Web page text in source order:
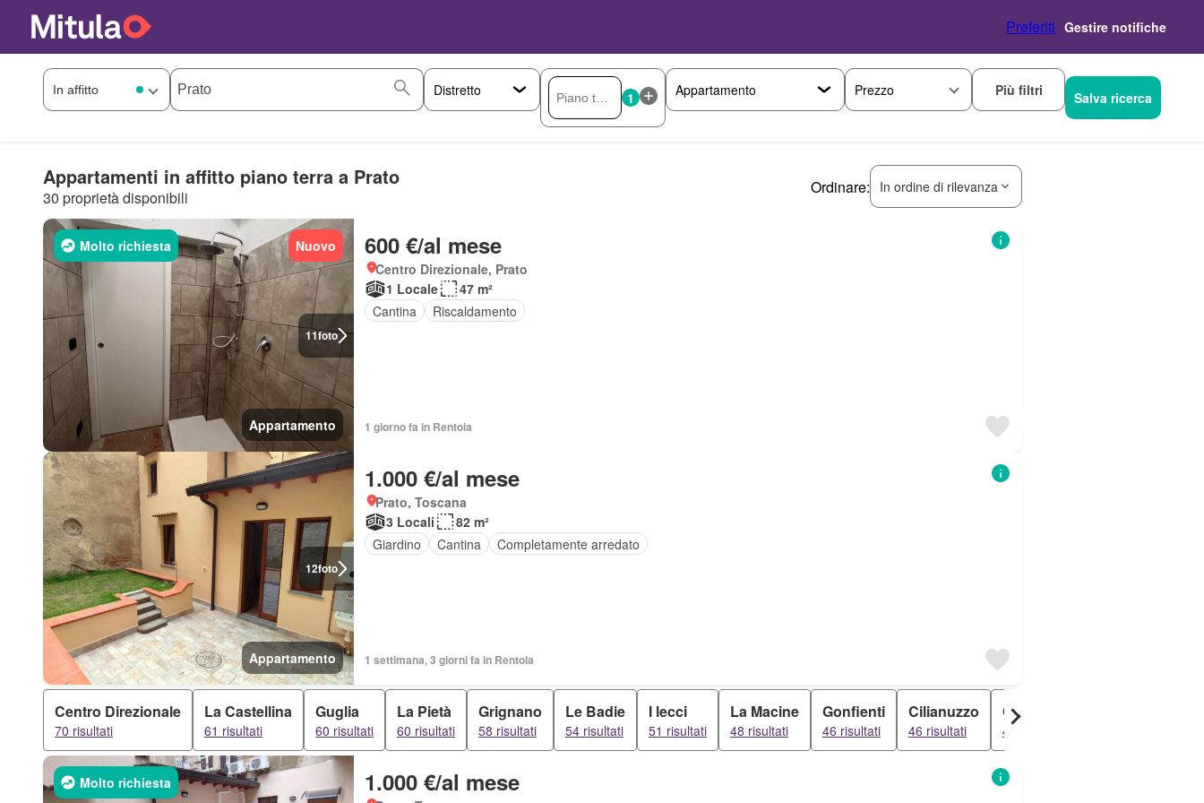
Preferiti Gestire notifiche
1 Prezzo Più filtri Salva ricerca
Appartamenti in affitto piano terra a Prato
30 proprietà disponibili
Ordinare: In ordine di rilevanza
11foto
Molto richiesta Nuovo
Appartamento
600 €/al mese
Centro Direzionale, Prato
1 Locale
47 m²
Cantina
Riscaldamento
1 giorno fa in Rentola
12foto
Appartamento
1.000 €/al mese
Prato, Toscana
3 Locali
82 m²
Giardino
Cantina Completamente arredato
1 settimana, 3 giorni fa in Rentola
Centro Direzionale
70 risultati
La Castellina
61 risultati
Guglia
60 risultati
La Pietà
60 risultati
Grignano
58 risultati
Le Badie
54 risultati
I lecci
51 risultati
La Macine
48 risultati
Gonfienti
46 risultati
Cilianuzzo
46 risultati
Campostino
42 risultati
Molto richiesta 1.000 €/al mese